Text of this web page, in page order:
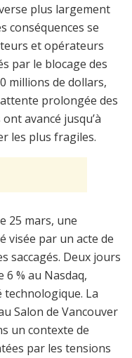
plus largement
conséquences se
et opérateurs
par le blocage des
millions de dollars,
prolongée des
avancé jusqu’à
les plus fragiles.
25 mars, une
visée par un acte de
saccagés. Deux jours
6 % au Nasdaq,
technologique. La
Salon de Vancouver
un contexte de
par les tensions